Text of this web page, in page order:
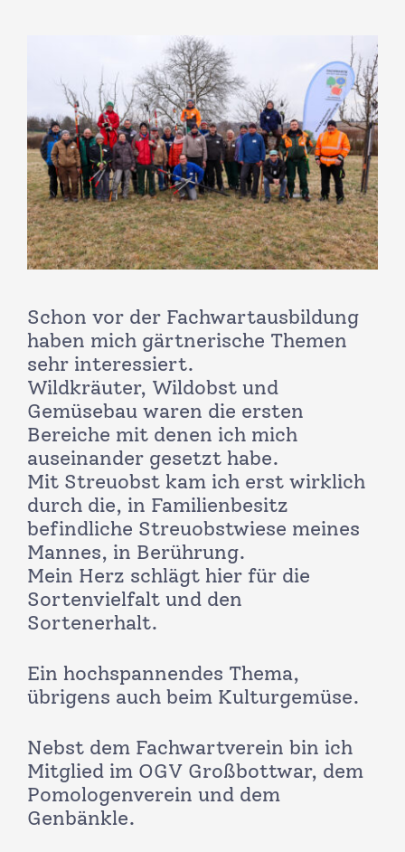
Schon vor der Fachwartausbildung
haben mich gärtnerische Themen
sehr interessiert.
Wildkräuter, Wildobst und
Gemüsebau waren die ersten
Bereiche mit denen ich mich
auseinander gesetzt habe.
Mit Streuobst kam ich erst wirklich
durch die, in Familienbesitz
befindliche Streuobstwiese meines
Mannes, in Berührung.
Mein Herz schlägt hier für die
Sortenvielfalt und den
Sortenerhalt.
Ein hochspannendes Thema,
übrigens auch beim Kulturgemüse.
Nebst dem Fachwartverein bin ich
Mitglied im OGV Großbottwar, dem
Pomologenverein und dem
Genbänkle.